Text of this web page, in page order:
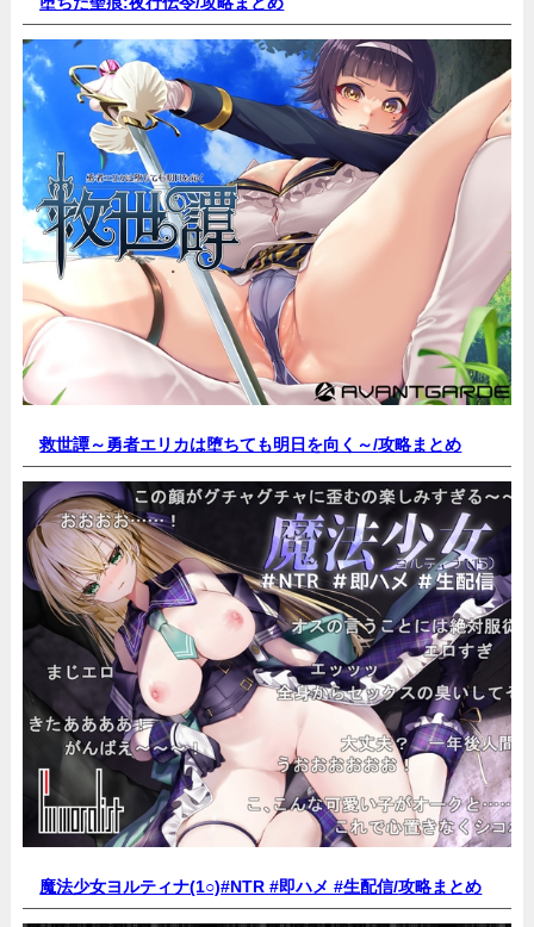
救世譚～勇者エリカは堕ちても明日を向く～/攻略まとめ
魔法少女ヨルティナ(1○)#NTR #即ハメ #生配信/攻略まとめ